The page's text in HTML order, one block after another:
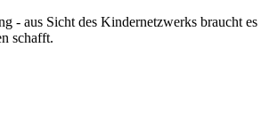
aus Sicht des Kindernetzwerks braucht
schafft.